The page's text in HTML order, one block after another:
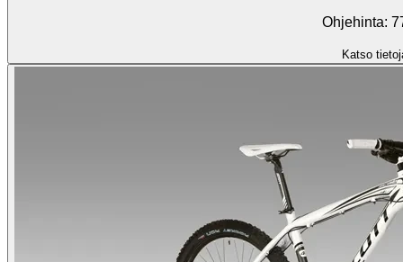
Ohjehinta:
Katso